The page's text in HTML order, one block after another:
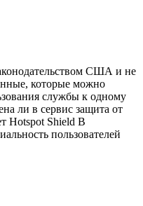
США и не
которые можно
службы к одному
ли в сервис защита от
Hotspot Shield В
пользователей